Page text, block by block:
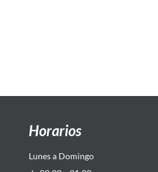
Horarios
Lunes a Domingo